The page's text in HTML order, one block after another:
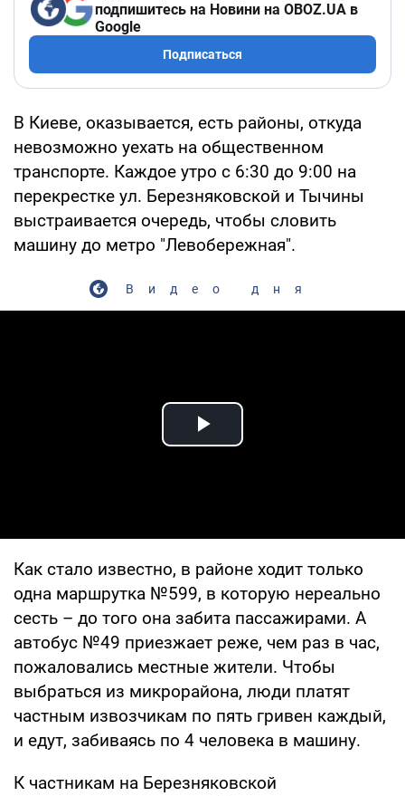
подпишитесь на Новини на OBOZ.UA в
Google
Подписаться
В Киеве, оказывается, есть районы, откуда
невозможно уехать на общественном
транспорте. Каждое утро с 6:30 до 9:00 на
перекрестке ул. Березняковской и Тычины
выстраивается очередь, чтобы словить
машину до метро "Левобережная".
Видео дня
Play Video
Как стало известно, в районе ходит только
одна маршрутка №599, в которую нереально
сесть – до того она забита пассажирами. А
автобус №49 приезжает реже, чем раз в час,
пожаловались местные жители. Чтобы
выбраться из микрорайона, люди платят
частным извозчикам по пять гривен каждый,
и едут, забиваясь по 4 человека в машину.
К частникам на Березняковской